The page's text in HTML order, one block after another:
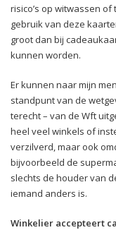
risico’s op witwassen
gebruik van deze
groot dan bij
kunnen worden.
Er kunnen naar mijn
standpunt van de
terecht – van de Wft
heel veel winkels of
verzilverd, maar ook
bijvoorbeeld de
slechts de houder van
iemand anders is.
Winkelier accepteert